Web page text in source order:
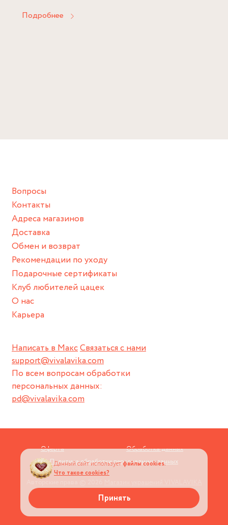
Подробнее
Написать в МаксСвязаться с нами
support@vivalavika.com
По всем вопросам обработки
персональных данных:
pd@vivalavika.com
Вопросы
Контакты
Адреса магазинов
Доставка
Обмен и возврат
Рекомендации по уходу
Подарочные сертификаты
Клуб любителей цацек
О нас
Карьера
Оферта
Обработка данных
Политика обработки персональных данных
Данный сайт используетфайлы cookies.
Что такое cookies?
Принять